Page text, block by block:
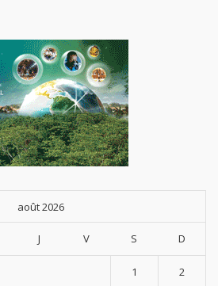
août 2026
J V S D
1 2